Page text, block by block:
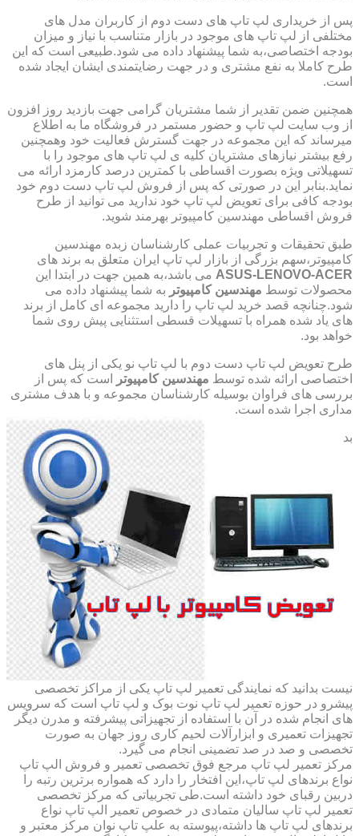
پس از خریداری لپ تاپ های دست دوم از کاربران مدل های
مختلفی از لپ تاپ های موجود در بازار متناسب با نیاز و میزان
بودجه اختصاصی،به شما پیشنهاد داده می شود.طبیعی است که این
طرح کاملا به نفع مشتری و در جهت رضایتمندی ایشان ایجاد شده
است.
همچنین ضمن تقدیر از شما مشتریان گرامی جهت بازدید روز افزون
از وب سایت لپ تاپ و حضور مستمر در فروشگاه ما به اطلاع
میرساند که این مجموعه در جهت گسترش فعالیت خود وهمچنین
رفع بیشتر نیازهای مشتریان کلیه ی لپ تاپ های موجود را با
تسهیلاتی ویژه بصورت اقساطی با کمترین درصد کارمزد ارائه می
نماید.بنابر این در صورتی که پس از فروش لپ تاپ دست دوم خود
بودجه کافی برای تعویض لپ تاپ خود ندارید می توانید از طرح
فروش اقساطی مهندسین کامپیوتر بهرمند شوید.
طبق تحقیقات و تجربیات عملی کارشناسان زبده مهندسین
کامپیوتر،سهم بزرگی از بازار لپ تاپ ایران متعلق به برند های
ASUS-LENOVO-ACER می باشد،به همین جهت در ابتدا این
محصولات توسط مهندسین کامپیوتر به شما پیشنهاد داده می
شود.چنانچه قصد خرید لپ تاپ را دارید مجموعه ای کامل از برند
های یاد شده همراه با تسهیلات قسطی استثنایی پیش روی شما
خواهد بود.
طرح تعویض لپ تاپ دست دوم با لپ تاپ نو یکی از پنل های
اختصاصی ارائه شده توسط مهندسین کامپیوتر
است که پس از
بررسی های فراوان بوسیله کارشناسان مجموعه و با هدف مشتری
مداری اجرا شده است.
بد
نیست بدانید که نمایندگی تعمیر لپ تاپ یکی از مراکز تخصصی
پیشرو در حوزه تعمیر لپ تاپ نوت بوک و لپ تاپ است که سرویس
های انجام شده در آن با استفاده از تجهیزاتی پیشرفته و مدرن دیگر
تجهیزات تعمیری و ابزارآلات لحیم کاری روز جهان به صورت
تخصصی و صد در صد تضمینی انجام می گیرد.
مرکز تعمیر لپ تاپ مرجع فوق تخصصی تعمیر و فروش الپ تاپ
نواع برندهای لپ تاپ،این افتخار را دارد که همواره برترین رتبه را
دربین رقبای خود داشته است.طی تجربیاتی که مرکز تخصصی
تعمیر لپ تاپ سالیان متمادی در خصوص تعمیر الپ تاپ نواع
برندهای لپ تاپ ها داشته،پیوسته به علپ تاپ نوان مرکز معتبر و